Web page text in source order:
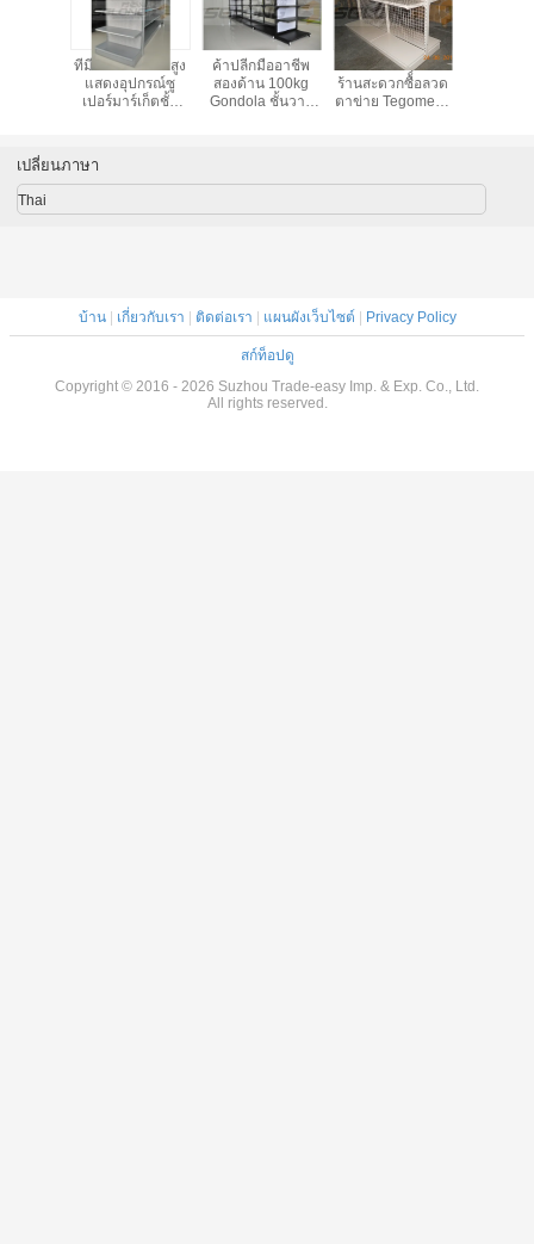
ที่มีประสิทธิภาพสูง
แสดงอุปกรณ์ซู
เปอร์มาร์เก็ตชั้น
ค้าปลีกมืออาชีพ
สองด้าน 100kg
Gondola ชั้นวาง
ชั้นวาง Duty แสง
ร้านสะดวกซื้อลวด
ตาข่าย Tegometal
เปลี่ยนภาษา
Thai
บ้าน| เกี่ยวกับเรา | ติดต่อเรา | แผนผังเว็บไซต์ | Privacy Policy
สก์ท็อปดู
Copyright © 2016 - 2026 Suzhou Trade-easy Imp. & Exp. Co., Ltd.
All rights reserved.